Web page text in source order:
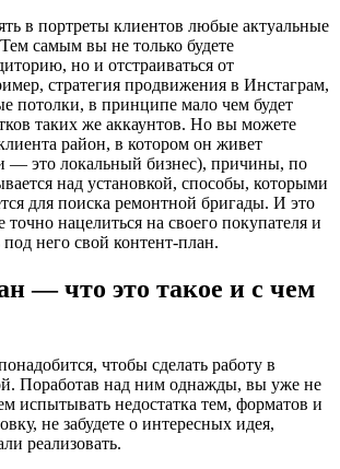
в портреты клиентов любые актуальные
самым вы не только будете
но и отстраиваться от
стратегия продвижения в Инстаграм,
потолки, в принципе мало чем будет
таких же аккаунтов. Но вы можете
район, в котором он живет
— это локальный бизнес), причины, по
над установкой, способы, которыми
для поиска ремонтной бригады. И это
точно нацелиться на своего покупателя и
него свой контент-план.
— что это такое и с чем
чтобы сделать работу в
Поработав над ним однажды, вы уже не
испытывать недостатка тем, форматов и
не забудете о интересных идея,
реализовать.